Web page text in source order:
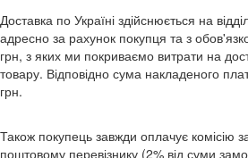
Доставка по Україні здійснюється на
адресно за рахунок покупця та з
грн, з яких ми покриваємо витрати на
товару. Відповідно сума накладеного
грн.
Також покупець завжди оплачує комісію
поштовому перевізнику (2% від суми